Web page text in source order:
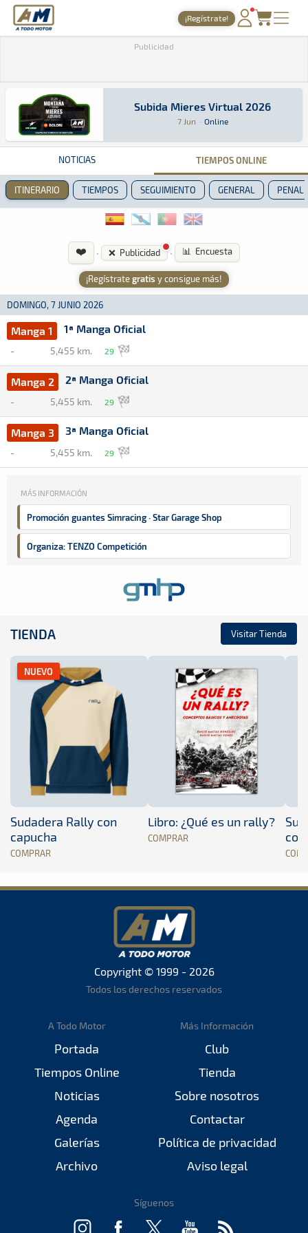
A Todo Motor · Revista del motor desde 1999
¡Regístrate!
NOTICIAS
GALERÍAS
TIENDA
ARCHIVO
Publicidad
Subida Mieres Virtual 2026
Subida Mieres Virtual 2026
7 Jun · Online
SimRacing · Subida Mieres Virtual 2026:
NOTICIAS TIEMPOS ONLINE
ITINERARIO TIEMPOS SEGUIMIENTO GENERAL
❤️ · ❌ Publicidad · 📊 Encuesta
¡Regístrategratis y consigue más!
DOMINGO, 7 JUNIO 2026
Manga 1 1ª Manga Oficial
- 5,455 km. 29
Manga 2 2ª Manga Oficial
- 5,455 km. 29
Manga 3 3ª Manga Oficial
- 5,455 km. 29
MÁS INFORMACIÓN
Promoción guantes Simracing · Star Garage Shop
Organiza: TENZO Competición
TIENDA Visitar Tienda
NUEVO
Sudadera Rally con
capucha
COMPRAR
Libro: ¿Qué es un rally?
COMPRAR
Copyright © 1999 - 2026
Todos los derechos reservados
A Todo Motor
Portada
Tiempos Online
Noticias
Agenda
Galerías
Archivo
Más Información
Club
Tienda
Sobre nosotros
Contactar
Política de privacidad
Aviso legal
Síguenos